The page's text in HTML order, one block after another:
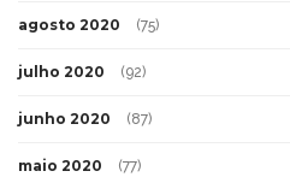
agosto 2020 (75)
julho 2020 (92)
junho 2020 (87)
maio 2020 (77)